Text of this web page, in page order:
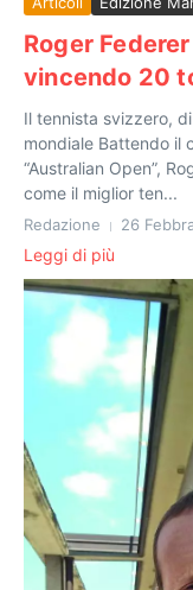
Roger
vincendo 20
Il tennista svizzero,
mondiale Battendo il
“Australian Open”,
come il miglior ten...
Redazione 26
Leggi di più